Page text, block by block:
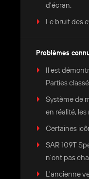
d'écran.
Le bruit des
Problèmes
Il est
Parties
Système de
en réalité,
Certaines
SAR 109T
n'ont pas
L'ancienne